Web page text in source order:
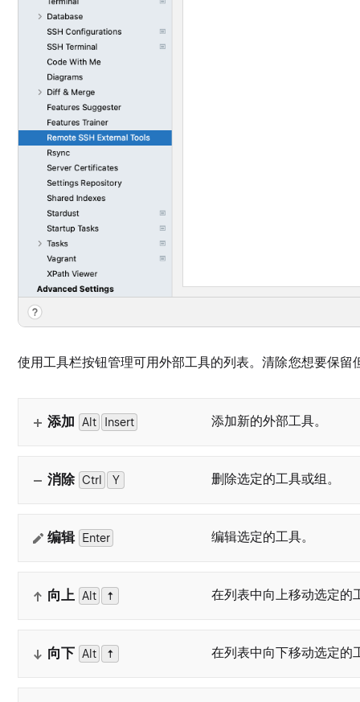
使用工具栏按钮管理可用外部工具的列表。清除您想要保
添加 Alt Insert 添加新的外部工具。
消除 Ctrl 0
Y 删除选定的工具或组。
编辑 Enter 编辑选定的工具。
向上 Alt 0
↑ 在列表中向上移动选定的
向下 Alt 0
↑ 在列表中向下移动选定的